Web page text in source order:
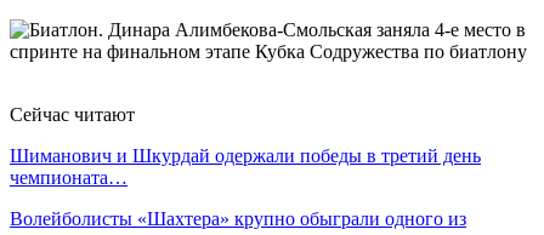
Сейчас читают
Шиманович и Шкурдай одержали победы в третий день
чемпионата…
Волейболисты «Шахтера» крупно обыграли одного из